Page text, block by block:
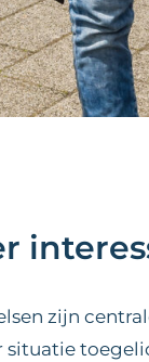
zijn